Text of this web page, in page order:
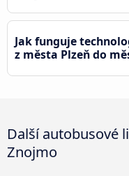
Jak funguje
z města Plzeň do
Další autobusové
Znojmo